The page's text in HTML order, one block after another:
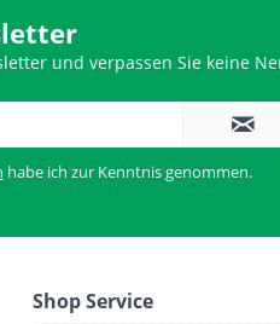
und verpassen Sie keine
habe ich zur Kenntnis genommen.
Shop Service